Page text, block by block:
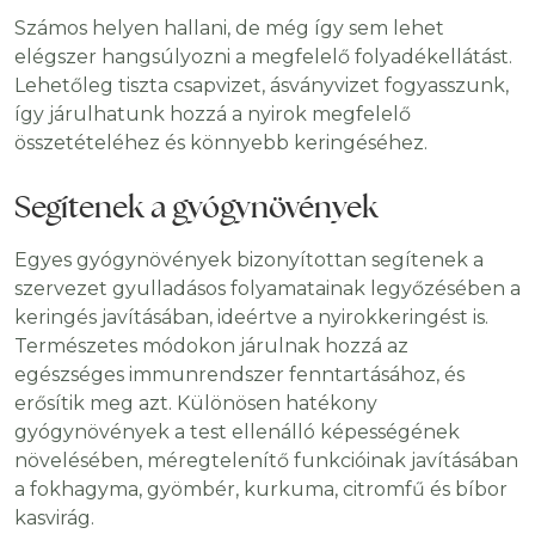
Számos helyen hallani, de még így sem lehet
elégszer hangsúlyozni a megfelelő folyadékellátást.
Lehetőleg tiszta csapvizet, ásványvizet fogyasszunk,
így járulhatunk hozzá a nyirok megfelelő
összetételéhez és könnyebb keringéséhez.
Segítenek a gyógynövények
Egyes gyógynövények bizonyítottan segítenek a
szervezet gyulladásos folyamatainak legyőzésében a
keringés javításában, ideértve a nyirokkeringést is.
Természetes módokon járulnak hozzá az
egészséges immunrendszer fenntartásához, és
erősítik meg azt. Különösen hatékony
gyógynövények a test ellenálló képességének
növelésében, méregtelenítő funkcióinak javításában
a fokhagyma, gyömbér, kurkuma, citromfű és bíbor
kasvirág.